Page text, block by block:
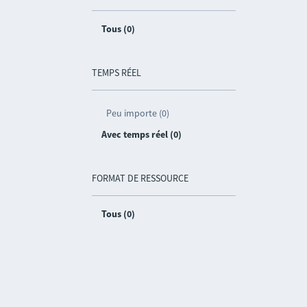
Tous (0)
TEMPS RÉEL
Peu importe (0)
Avec temps réel (0)
FORMAT DE RESSOURCE
Tous (0)